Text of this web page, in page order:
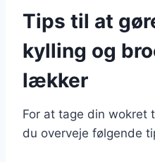
Tips til at
kylling og
lækker
For at tage din wokret
du overveje følgende